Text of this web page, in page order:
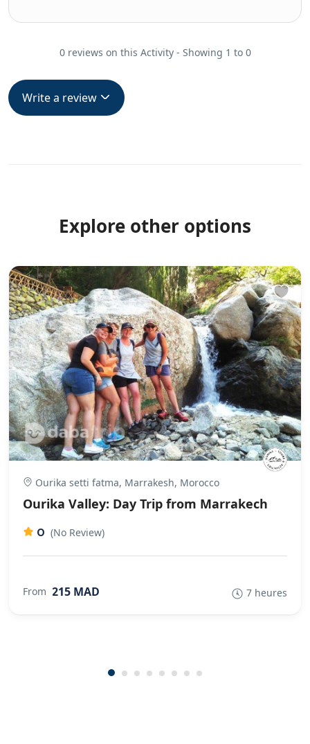
0 reviews on this Activity - Showing 1 to 0
Write a review
Explore other options
Ourika setti fatma, Marrakesh, Morocco
Ourika Valley: Day Trip from Marrakech
0 (No Review)
From 215 MAD 7 heures